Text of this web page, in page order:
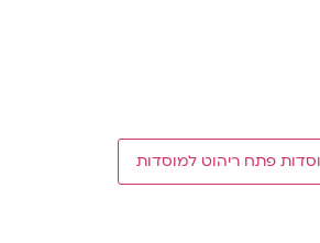
פתח ריהוט למוסדות